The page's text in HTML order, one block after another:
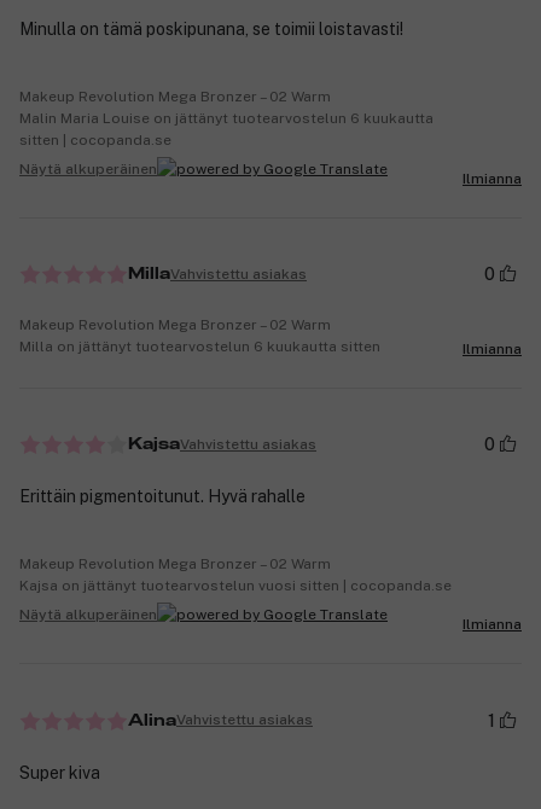
Minulla on tämä poskipunana, se toimii loistavasti!
Makeup Revolution Mega Bronzer – 02 Warm
Malin Maria Louise on jättänyt tuotearvostelun 6 kuukautta
sitten | cocopanda.se
Näytä alkuperäinen
Ilmianna
MillaVahvistettu asiakas 0
Makeup Revolution Mega Bronzer – 02 Warm
Milla on jättänyt tuotearvostelun 6 kuukautta sitten
Ilmianna
KajsaVahvistettu asiakas 0
Erittäin pigmentoitunut. Hyvä rahalle
Makeup Revolution Mega Bronzer – 02 Warm
Kajsa on jättänyt tuotearvostelun vuosi sitten | cocopanda.se
Näytä alkuperäinen
Ilmianna
AlinaVahvistettu asiakas 1
Super kiva